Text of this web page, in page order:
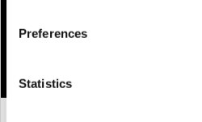
Preferences
Statistics